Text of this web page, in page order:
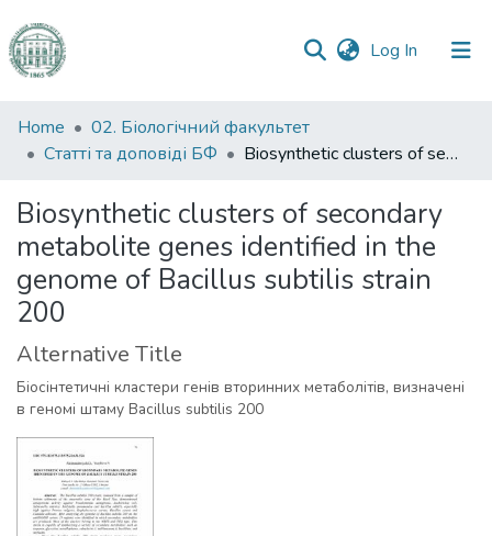
Log In (current)
Communities
&
All of DSpace
Statistics
Home
02. Біологічний факультет
Статті та доповіді БФ
Biosynthetic clusters of secondary metabolite genes identified in the genome of Bacillus subtilis strain 200
Biosynthetic clusters of secondary
metabolite genes identified in the
genome of Bacillus subtilis strain
200
Alternative Title
Біосінтетичні кластери генів вторинних метаболітів, визначені
в геномі штаму Bacillus subtilis 200